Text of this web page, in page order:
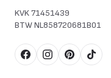
KVK71451439
BTWNL858720681B01
FacebookInstagram
Pinterest
TikTok